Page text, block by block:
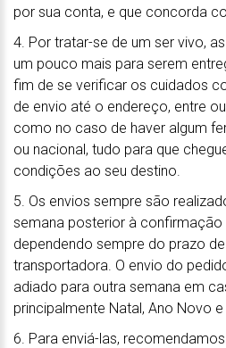
por sua conta, e que concorda
4. Por tratar-se de um ser vivo,
um pouco mais para serem
fim de se verificar os cuidados
de envio até o endereço, entre
como no caso de haver algum
ou nacional, tudo para que
condições ao seu destino.
5. Os envios sempre são
semana posterior à confirmação
dependendo sempre do prazo
transportadora. O envio do
adiado para outra semana em
principalmente Natal, Ano Novo e
6. Para enviá-las,